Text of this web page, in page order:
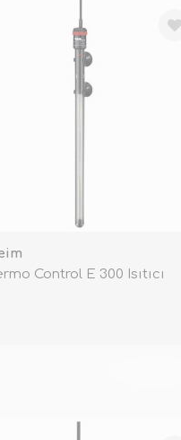
Control E 300 Isıtıcı